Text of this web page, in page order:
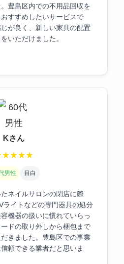
豊島区内での不用品回収を
すすめしたいサービスで
が良く、新しい家具の配置
いただけました。
Kさん
★★★★
男性 目白
ネイルサロンの閉店に際
ライトなどの専門器具の処分
機器の扱いに慣れていらっ
ドの取り外しから梱包まで
きました。豊島区での事業
頼できる業者だと思いま